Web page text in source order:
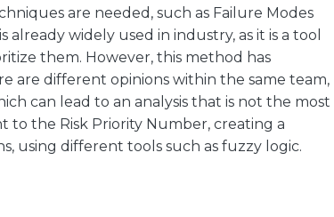
are needed, such as Failure Modes
already widely used in industry, as it is a tool
them. However, this method has
are different opinions within the same team,
can lead to an analysis that is not the most
to the Risk Priority Number, creating a
using different tools such as fuzzy logic.